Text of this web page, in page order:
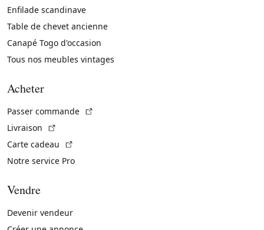
Enfilade scandinave
Table de chevet ancienne
Canapé Togo d'occasion
Tous nos meubles vintages
Acheter
Passer commande
Livraison
Carte cadeau
Notre service Pro
Vendre
Devenir vendeur